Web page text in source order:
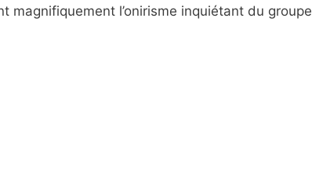
magnifiquement l’onirisme inquiétant du groupe